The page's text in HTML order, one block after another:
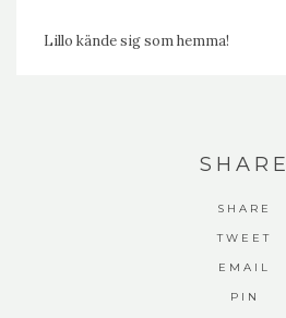
Lillo kände sig som hemma!
SHARE
SHARE
TWEET
EMAIL
PIN